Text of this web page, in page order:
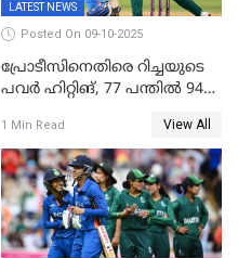
LATEST NEWS
Posted On 09-10-2025
പ്രോടീസിനെതിരെ റിച്ചയുടെ
പവർ ഹിറ്റിങ്, 77 പന്തില്‍ 94
ലക്ഷ്യമൊരുക്കി ഇന്ത്യ; 28
വര്‍ഷം പഴക്കമുള്ള ലോക
റെക്കോര്‍ഡ് തകര്‍ത്ത് സ്മൃതി
1 Min Read View All